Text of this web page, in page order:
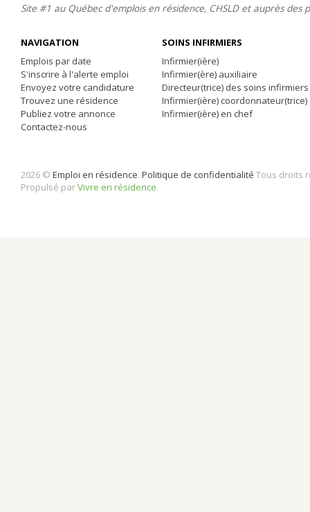
Site #1 au Québec d'emplois en résidence, CHSLD et auprès des
NAVIGATION
Emplois par date
S'inscrire à l'alerte emploi
Envoyez votre candidature
Trouvez une résidence
Publiez votre annonce
Contactez-nous
SOINS INFIRMIERS
Infirmier(ière)
Infirmier(ère) auxiliaire
Directeur(trice) des soins infirmiers
Infirmier(ière) coordonnateur(trice)
Infirmier(ière) en chef
2026 © Emploi en résidence. Politique de confidentialité Tous droits
Propulsé parVivre en résidence.